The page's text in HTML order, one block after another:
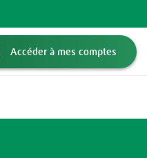
Accéder à mes comptes